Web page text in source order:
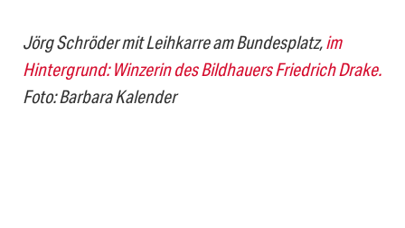
Jörg Schröder mit Leihkarre am Bundesplatz, im
Hintergrund: Winzerin des Bildhauers Friedrich Drake.
Foto: Barbara Kalender